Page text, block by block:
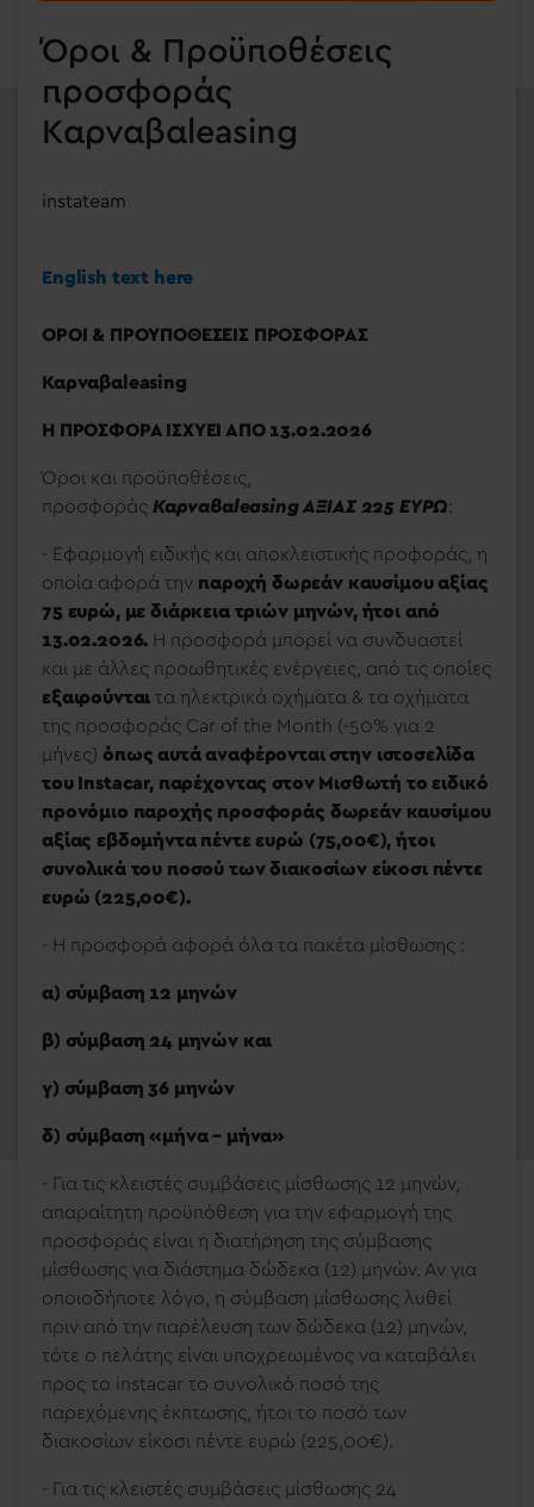
Όροι & Προϋποθέσεις
προσφοράς
Καρναβαleasing
instateam
English text here
ΟΡΟΙ & ΠΡΟΥΠΟΘΕΣΕΙΣ ΠΡΟΣΦΟΡΑΣ
Καρναβαleasing
Η ΠΡΟΣΦΟΡΑ ΙΣΧΥΕΙ ΑΠΟ 13.02.2026
Όροι και προϋποθέσεις,
προσφοράς ΚαρναβαleasingΑΞΙΑΣ 225 ΕΥΡΩ:
- Εφαρμογή ειδικής και αποκλειστικής προφοράς, η
οποία αφορά την παροχή δωρεάν καυσίμου αξίας
75 ευρώ, με διάρκεια τριών μηνών, ήτοι από
13.02.2026. Η προσφορά μπορεί να συνδυαστεί
και με άλλες προωθητικές ενέργειες, από τις οποίες
εξαιρούνται τα ηλεκτρικά οχήματα & τα οχήματα
της προσφοράς Car of the Month (-50% για 2
μήνες) όπως αυτά αναφέρονται στην ιστοσελίδα
του Instacar, παρέχοντας στον Μισθωτή το ειδικό
προνόμιο παροχής προσφοράς δωρεάν καυσίμου
αξίας εβδομήντα πέντε ευρώ (75,00€),ήτοι
συνολικά του ποσού των διακοσίων είκοσι πέντε
ευρώ (225,00€).
- Η προσφορά αφορά όλα τα πακέτα μίσθωσης :
α) σύμβαση 12 μηνών
β) σύμβαση 24 μηνών και
γ) σύμβαση 36 μηνών
δ) σύμβαση «μήνα – μήνα»
- Για τις κλειστές συμβάσεις μίσθωσης 12 μηνών,
απαραίτητη προϋπόθεση για την εφαρμογή της
προσφοράς είναι η διατήρηση της σύμβασης
μίσθωσης για διάστημα δώδεκα (12) μηνών. Αν για
οποιοδήποτε λόγο, η σύμβαση μίσθωσης λυθεί
πριν από την παρέλευση των δώδεκα (12) μηνών,
τότε ο πελάτης είναι υποχρεωμένος να καταβάλει
προς το instacar το συνολικό ποσό της
παρεχόμενης έκπτωσης, ήτοι το ποσό των
διακοσίων είκοσι πέντε ευρώ (225,00€).
Για τις κλειστές συμβάσεις μίσθωσης 24